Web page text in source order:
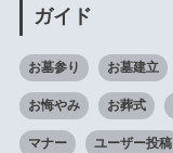
ガイド
お墓参り お墓建立
お悔やみ お葬式
マナー ユーザー投稿